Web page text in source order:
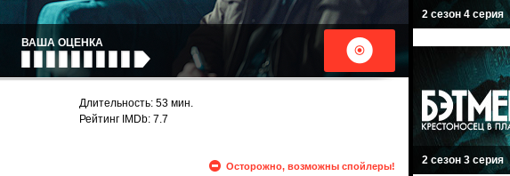
ВАША ОЦЕНКА
Длительность: 53 мин.
Рейтинг IMDb: 7.7
Осторожно, возможны спойлеры!
2 сезон 4 серия
2 сезон 3 серия